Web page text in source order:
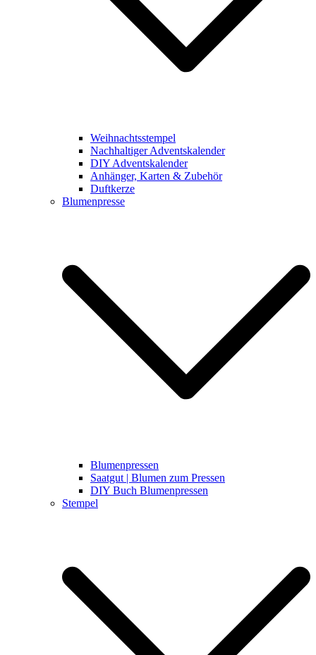
Weihnachtsstempel
Nachhaltiger Adventskalender
DIY Adventskalender
Anhänger, Karten & Zubehör
Duftkerze
Blumenpresse
Blumenpressen
Saatgut | Blumen zum Pressen
DIY Buch Blumenpressen
Stempel